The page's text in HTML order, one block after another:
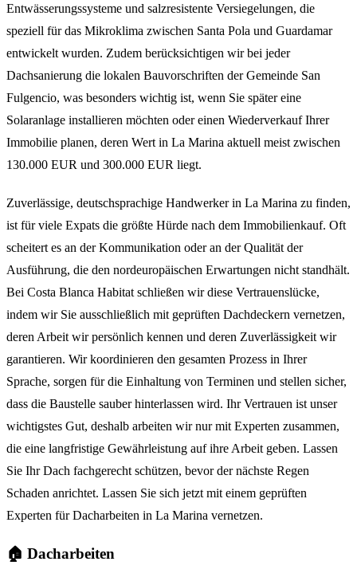
Entwässerungssysteme und salzresistente Versiegelungen, die
speziell für das Mikroklima zwischen Santa Pola und Guardamar
entwickelt wurden. Zudem berücksichtigen wir bei jeder
Dachsanierung die lokalen Bauvorschriften der Gemeinde San
Fulgencio, was besonders wichtig ist, wenn Sie später eine
Solaranlage installieren möchten oder einen Wiederverkauf Ihrer
Immobilie planen, deren Wert in La Marina aktuell meist zwischen
130.000 EUR und 300.000 EUR liegt.
Zuverlässige, deutschsprachige Handwerker in La Marina zu finden,
ist für viele Expats die größte Hürde nach dem Immobilienkauf. Oft
scheitert es an der Kommunikation oder an der Qualität der
Ausführung, die den nordeuropäischen Erwartungen nicht standhält.
Bei Costa Blanca Habitat schließen wir diese Vertrauenslücke,
indem wir Sie ausschließlich mit geprüften Dachdeckern vernetzen,
deren Arbeit wir persönlich kennen und deren Zuverlässigkeit wir
garantieren. Wir koordinieren den gesamten Prozess in Ihrer
Sprache, sorgen für die Einhaltung von Terminen und stellen sicher,
dass die Baustelle sauber hinterlassen wird. Ihr Vertrauen ist unser
wichtigstes Gut, deshalb arbeiten wir nur mit Experten zusammen,
die eine langfristige Gewährleistung auf ihre Arbeit geben. Lassen
Sie Ihr Dach fachgerecht schützen, bevor der nächste Regen
Schaden anrichtet. Lassen Sie sich jetzt mit einem geprüften
Experten für Dacharbeiten in La Marina vernetzen.
🏠 Dacharbeiten